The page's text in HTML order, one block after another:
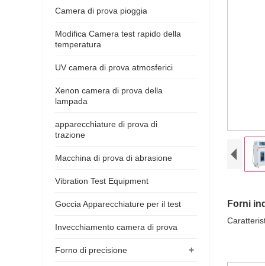
Forni
Camera di prova pioggia
Modifica Camera test rapido della
temperatura
UV camera di prova atmosferici
Xenon camera di prova della
lampada
apparecchiature di prova di
trazione
Macchina di prova di abrasione
Vibration Test Equipment
Goccia Apparecchiature per il test
Invecchiamento camera di prova
+
Forno di precisione